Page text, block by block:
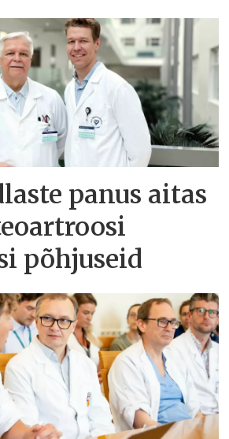
panus aitas
põhjuseid